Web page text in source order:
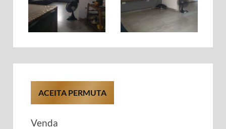
ACEITA PERMUTA
Venda